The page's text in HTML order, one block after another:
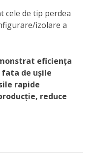
cele de tip perdea
izolare a
eficiența
de ușile
rapide
reduce